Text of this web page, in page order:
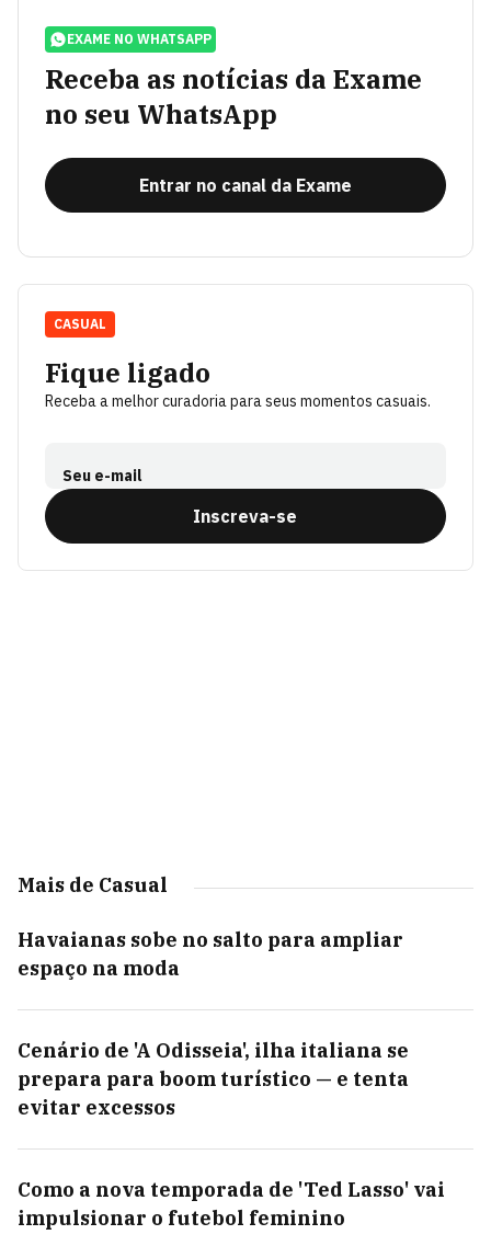
EXAME NO WHATSAPP
Receba as notícias da Exame
no seu WhatsApp
Entrar no canal da Exame
Fique ligado
Receba a melhor curadoria para seus momentos casuais.
Seu e-mail
Inscreva-se
CASUAL
Mais de Casual
Havaianas sobe no salto para ampliar
espaço na moda
Cenário de 'A Odisseia', ilha italiana se
prepara para boom turístico — e tenta
evitar excessos
Como a nova temporada de 'Ted Lasso' vai
impulsionar o futebol feminino